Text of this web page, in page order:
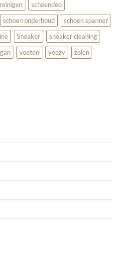
reinigen
schoendeo
schoen onderhoud
schoen spanner
Sneaker
sneaker cleaning
voeten yeezy
zolen